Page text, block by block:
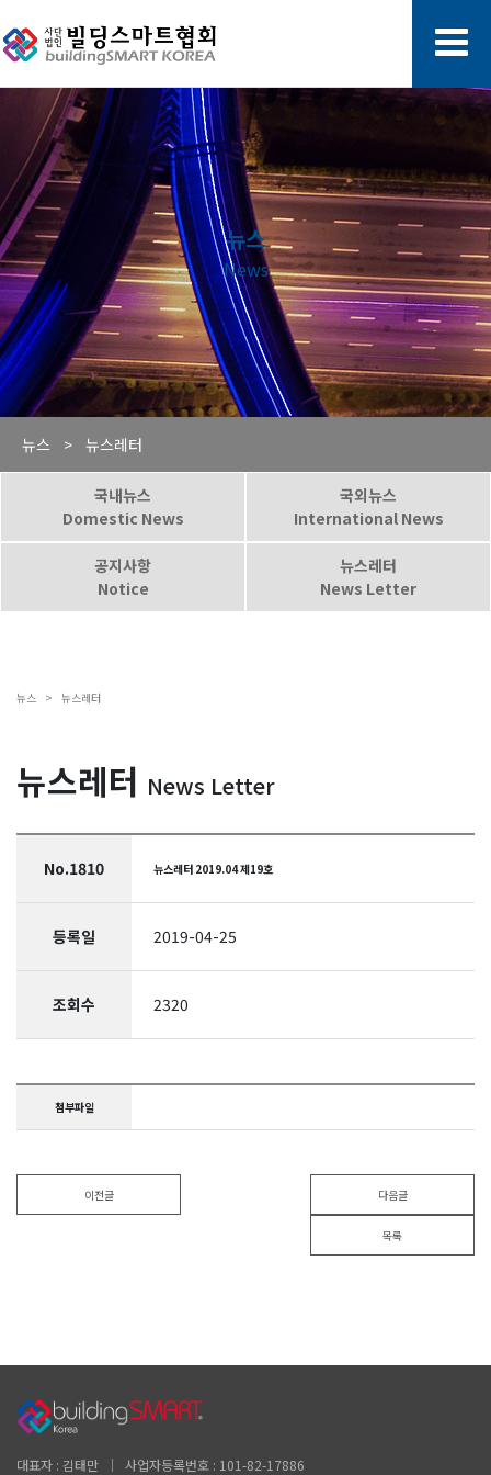
뉴스
News
뉴스 > 뉴스레터
국내뉴스
Domestic News
국외뉴스
International News
공지사항
Notice
뉴스레터
News Letter
뉴스 > 뉴스레터
뉴스레터 News Letter
No.1810 뉴스레터 2019.04 제19호
등록일 2019-04-25
조회수 2320
첨부파일
이전글 다음글
목록
대표자 : 김태만 │ 사업자등록번호 : 101-82-17886